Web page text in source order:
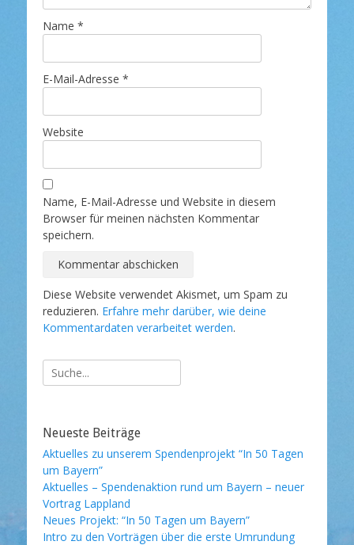
Name *
E-Mail-Adresse *
Website
Name, E-Mail-Adresse und Website in diesem
Browser für meinen nächsten Kommentar
speichern.
Diese Website verwendet Akismet, um Spam zu
reduzieren. Erfahre mehr darüber, wie deine
Kommentardaten verarbeitet werden.
Suche
nach:
Neueste Beiträge
Aktuelles zu unserem Spendenprojekt “In 50 Tagen
um Bayern”
Aktuelles – Spendenaktion rund um Bayern – neuer
Vortrag Lappland
Neues Projekt: “In 50 Tagen um Bayern”
Intro zu den Vorträgen über die erste Umrundung